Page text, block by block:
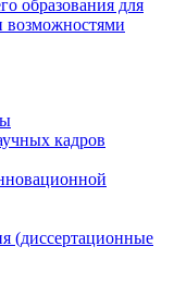
образования для
возможностями
кадров
(диссертационные